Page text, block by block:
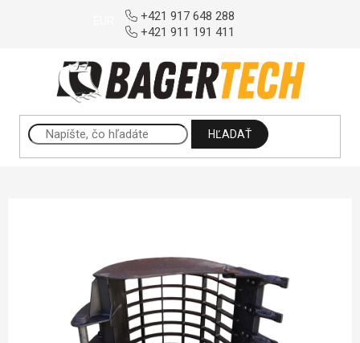
+421 917 648 288
+421 911 191 411
HĽADAŤ